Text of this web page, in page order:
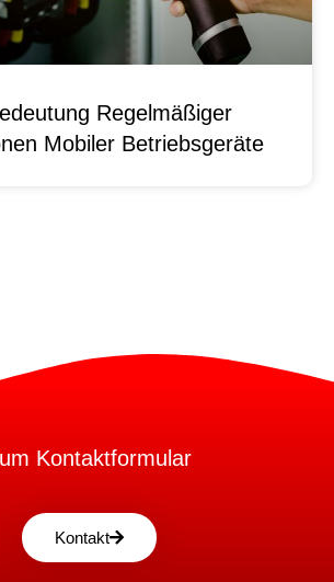
Regelmäßiger
Mobiler Betriebsgeräte
Kontaktformular
Kontakt